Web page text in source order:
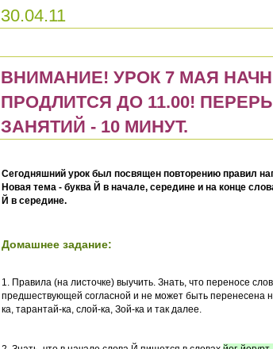
30.04.11
ВНИМАНИЕ! УРОК 7 МАЯ
ПРОДЛИТСЯ ДО 11.00!
ЗАНЯТИЙ - 10 МИНУТ.
Сегодняшний урок был посвящен повторению правил
Новая тема - буква Й в начале, середине и на конце
Й в середине.
Домашнее задание:
1. Правила (на листочке) выучить. Знать, что переносе
предшествующей согласной и не может быть перенесена
ка, тарантай-ка, слой-ка, Зой-ка и так далее.